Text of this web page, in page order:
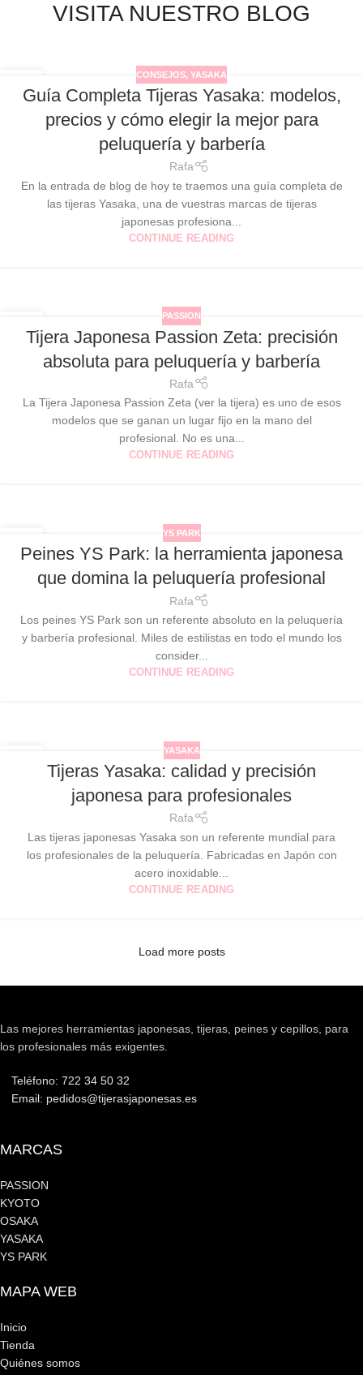
VISITA NUESTRO BLOG
17
JUL
CONSEJOS, YASAKA
Guía Completa Tijeras Yasaka: modelos,
precios y cómo elegir la mejor para
peluquería y barbería
Rafa
En la entrada de blog de hoy te traemos una guía completa de
las tijeras Yasaka, una de vuestras marcas de tijeras
japonesas profesiona...
CONTINUE READING
PASSION
Tijera Japonesa Passion Zeta: precisión
absoluta para peluquería y barbería
Rafa
La Tijera Japonesa Passion Zeta (ver la tijera) es uno de esos
modelos que se ganan un lugar fijo en la mano del
profesional. No es una...
CONTINUE READING
25
MAY
YS PARK
Peines YS Park: la herramienta japonesa
que domina la peluquería profesional
Rafa
Los peines YS Park son un referente absoluto en la peluquería
y barbería profesional. Miles de estilistas en todo el mundo los
consider...
CONTINUE READING
YASAKA
Tijeras Yasaka: calidad y precisión
japonesa para profesionales
Rafa
Las tijeras japonesas Yasaka son un referente mundial para
los profesionales de la peluquería. Fabricadas en Japón con
acero inoxidable...
CONTINUE READING
Load more posts
Las mejores herramientas japonesas, tijeras, peines y cepillos, para
los profesionales más exigentes.
Teléfono: 722 34 50 32
Email: pedidos@tijerasjaponesas.es
MARCAS
PASSION
KYOTO
OSAKA
YASAKA
YS PARK
MAPA WEB
Inicio
Tienda
Quiénes somos